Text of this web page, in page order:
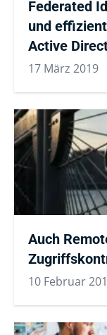
Federated
und
Active
17 März 2019
Auch
10 Februar